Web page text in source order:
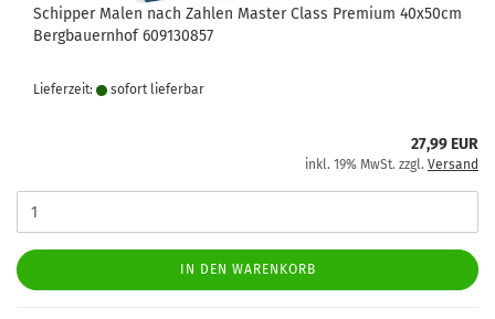
Schipper Malen nach Zahlen Master Class Premium 40x50cm
Bergbauernhof 609130857
Lieferzeit: sofort lie­fer­bar
27,99 EUR
inkl. 19% MwSt. zzgl. Versand
IN DEN WARENKORB